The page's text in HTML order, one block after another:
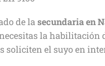
de la secundaria en
la habilitación
soliciten el suyo en